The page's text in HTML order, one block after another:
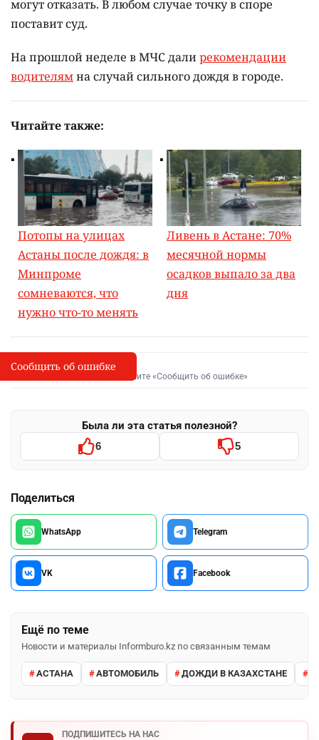
могут отказать. В любом случае точку в споре
поставит суд.
На прошлой неделе в МЧС далирекомендации
водителямна случай сильного дождя в городе.
Читайте также:
Потопы на улицах
Астаны после дождя: в
Минпроме
сомневаются, что
нужно что-то менять
Ливень в Астане: 70%
месячной нормы
осадков выпало за два
дня
I
Сообщить об опечатке
Выделите фрагмент и нажмите «Сообщить об ошибке»
Была ли эта статья полезной?
6 5
Поделиться
WhatsApp Telegram
VK Facebook
Ещё по теме
Новости и материалы Informburo.kz по связанным темам
АСТАНА АВТОМОБИЛЬ ДОЖДИ В КАЗАХСТАНЕ
ПОДПИШИТЕСЬ НА НАС
Сообщить об ошибке